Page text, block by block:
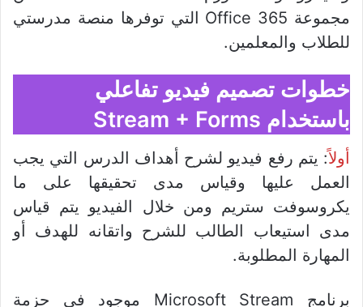
مجموعة Office 365 التي توفرها منصة مدرستي
للطلاب والمعلمين.
خطوات تصميم فيديو تفاعلي
باستخدام Stream + Forms
أولاً: يتم رفع فيديو لشرح أهداف الدرس التي يجب
العمل عليها وقياس مدى تحقيقها على ما
يكروسوفت ستريم ومن خلال الفيديو يتم قياس
مدى استيعاب الطالب للشرح واتقانه للهدف أو
المهارة المطلوبة.
برنامج Microsoft Stream موجود في حزمة